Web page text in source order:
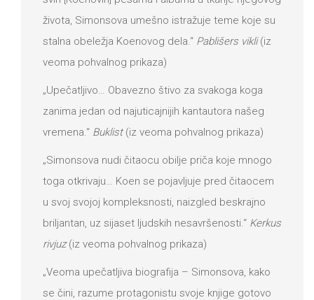
života, Simonsova umešno istražuje teme koje su
stalna obeležja Koenovog dela.“ Pablišers vikli(iz
veoma pohvalnog prikaza)
„Upečatljivo… Obavezno štivo za svakoga koga
zanima jedan od najuticajnijih kantautora našeg
vremena.“ Buklist (iz veoma pohvalnog prikaza)
„Simonsova nudi čitaocu obilje priča koje mnogo
toga otkrivaju… Koen se pojavljuje pred čitaocem
u svoj svojoj kompleksnosti, naizgled beskrajno
briljantan, uz sijaset ljudskih nesavršenosti.“ Kerkus
rivjuz(iz veoma pohvalnog prikaza)
„Veoma upečatljiva biografija – Simonsova, kako
se čini, razume protagonistu svoje knjige gotovo